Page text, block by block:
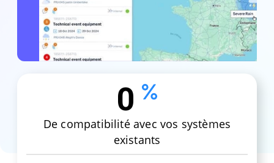
De compatibilité avec vos systèmes
existants
0